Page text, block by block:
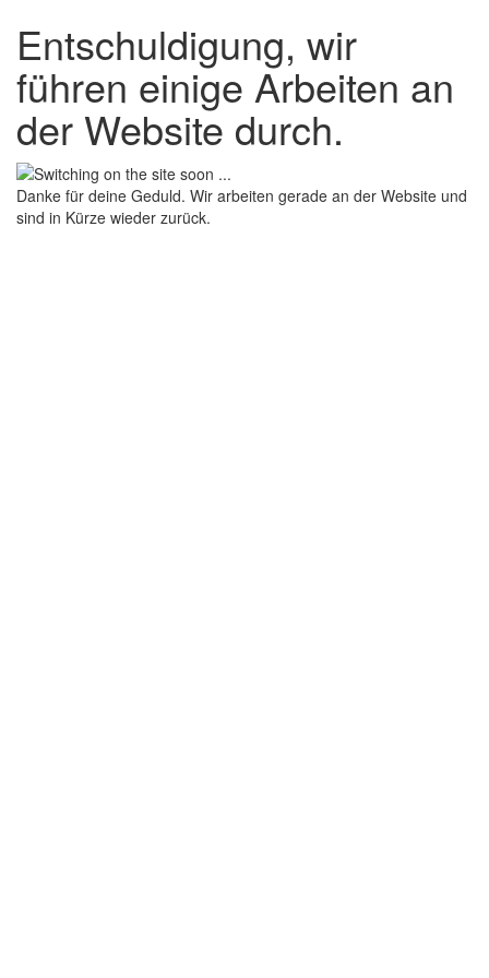
Entschuldigung, wir
führen einige Arbeiten an
der Website durch.
Danke für deine Geduld. Wir arbeiten gerade an der Website und
sind in Kürze wieder zurück.